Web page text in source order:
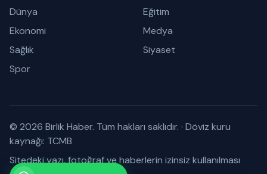
Dünya
Eğitim
Ekonomi
Medya
Sağlık
Siyaset
Spor
© 2026 Birlik Haber. Tüm hakları saklıdır. · Döviz kuru
kaynağı: TCMB
Sitedeki yazı, fotoğraf ve haberlerin izinsiz kullanılması